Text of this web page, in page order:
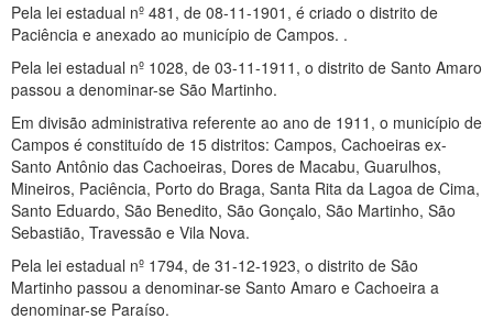
Pela lei estadual nº 481, de 08-11-1901, é criado o distrito de
Paciência e anexado ao município de Campos. .
Pela lei estadual nº 1028, de 03-11-1911, o distrito de Santo Amaro
passou a denominar-se São Martinho.
Em divisão administrativa referente ao ano de 1911, o município de
Campos é constituído de 15 distritos: Campos, Cachoeiras ex-
Santo Antônio das Cachoeiras, Dores de Macabu, Guarulhos,
Mineiros, Paciência, Porto do Braga, Santa Rita da Lagoa de Cima,
Santo Eduardo, São Benedito, São Gonçalo, São Martinho, São
Sebastião, Travessão e Vila Nova.
Pela lei estadual nº 1794, de 31-12-1923, o distrito de São
Martinho passou a denominar-se Santo Amaro e Cachoeira a
denominar-se Paraíso.